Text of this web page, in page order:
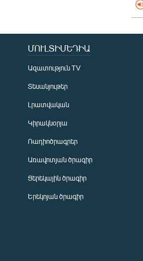
ՄՈՒԼՏԻՄԵԴԻԱ
Ազատություն TV
Տեսանյութեր
Լրատվական
Կիրակնօրյա
Ռադիոծրագրեր
Առավոտյան ծրագիր
Ցերեկային ծրագիր
Երեկոյան ծրագիր